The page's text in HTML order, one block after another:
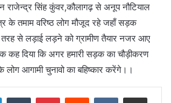
राजेन्द्र सिंह कुंवर,कौलागढ़ से अनूप नौटियाल
के तमाम वरिष्ठ लोग मौजूद रहे जहाँ सड़क
से लड़ाई लड़ने को ग्रामीण तैयार नजर आए
कह दिया कि अगर हमारी सड़क का चौड़ीकरण
लोग आगामी चुनावो का बहिष्कार करेंगे।।
LinkedInTumblr PinterestReddit VKontakteShare via Email